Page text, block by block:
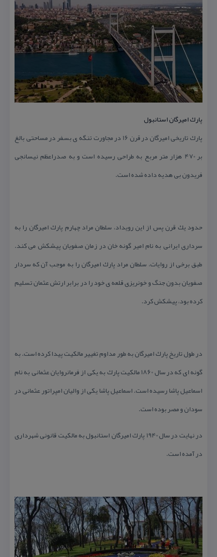
پارك امیرگان استانبول
پارك تاریخی امیرگان در قرن 16 در مجاورت تنگه ی بسفر در مساحتی بالغ
بر 470 هزار متر مربع به طراحی رسیده است و به صدراعظم نیسانجی
فریدون بی هدیه داده شده است.
حدود یك قرن پس از این رویداد، سلطان مراد چهارم پارك امیرگان را به
سرداری ایرانی به نام امیر گونه خان در زمان صفویان پیشكش می كند.
طبق برخی از روایات، سلطان مراد پارك امیرگان را به موجب آن كه سردار
صفویان بدون جنگ و خونریزی قلعه ی خود را در برابر ارتش عثمان تسلیم
كرده بود، پیشكش كرد.
در طول تاریخ پارك امیرگان به طور مداوم تغییر مالكیت پیدا كرده است. به
گونه ای كه در سال 1860 مالكیت پارك به یكی از فرمانروایان عثمانی به نام
اسماعیل پاشا رسیده است. اسماعیل پاشا یكی از والیان امپراتور عثمانی در
سودان و مصر بوده است.
در نهایت در سال 1940 پارك امیرگان استانبول به مالكیت قانونی شهرداری
در آمده است.